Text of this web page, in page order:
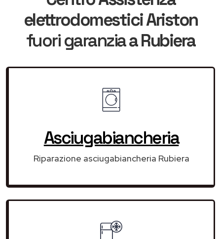
elettrodomestici Ariston
fuori garanziaa Rubiera
Asciugabiancheria
Riparazione asciugabiancheria Rubiera